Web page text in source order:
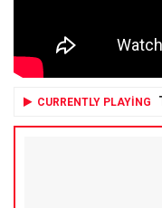
CURRENTLY PLAYING